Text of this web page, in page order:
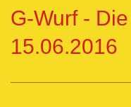
G-Wurf -
15.06.2016